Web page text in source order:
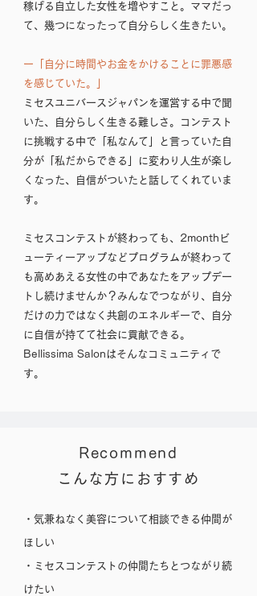
稼げる自立した女性を増やすこと。​ママだっ
て、幾つになったって自分らしく生きたい。​
ー「自分に時間やお金をかけることに罪悪感
を感じていた。」
ミセスユニバースジャパンを運営する中で聞
いた、自分らしく生きる難しさ。コンテスト
に挑戦する中で「私なんて」と言っていた自
分が「私だからできる」に変わり人生が楽し
くなった、自信がついたと話してくれていま
す。
ミセスコンテストが終わっても、2monthビ
ューティーアップなどプログラムが終わって
も高めあえる女性の中であなたをアップデー
トし続けませんか？みんなでつながり、自分
だけの力ではなく共創のエネルギーで、自分
に自信が持てて社会に貢献できる。
Bellissima Salonはそんなコミュニティで
す。
Recommend
こんな方におすすめ
・気兼ねなく美容について相談できる仲間が
ほしい
・ミセスコンテストの仲間たちとつながり続
けたい